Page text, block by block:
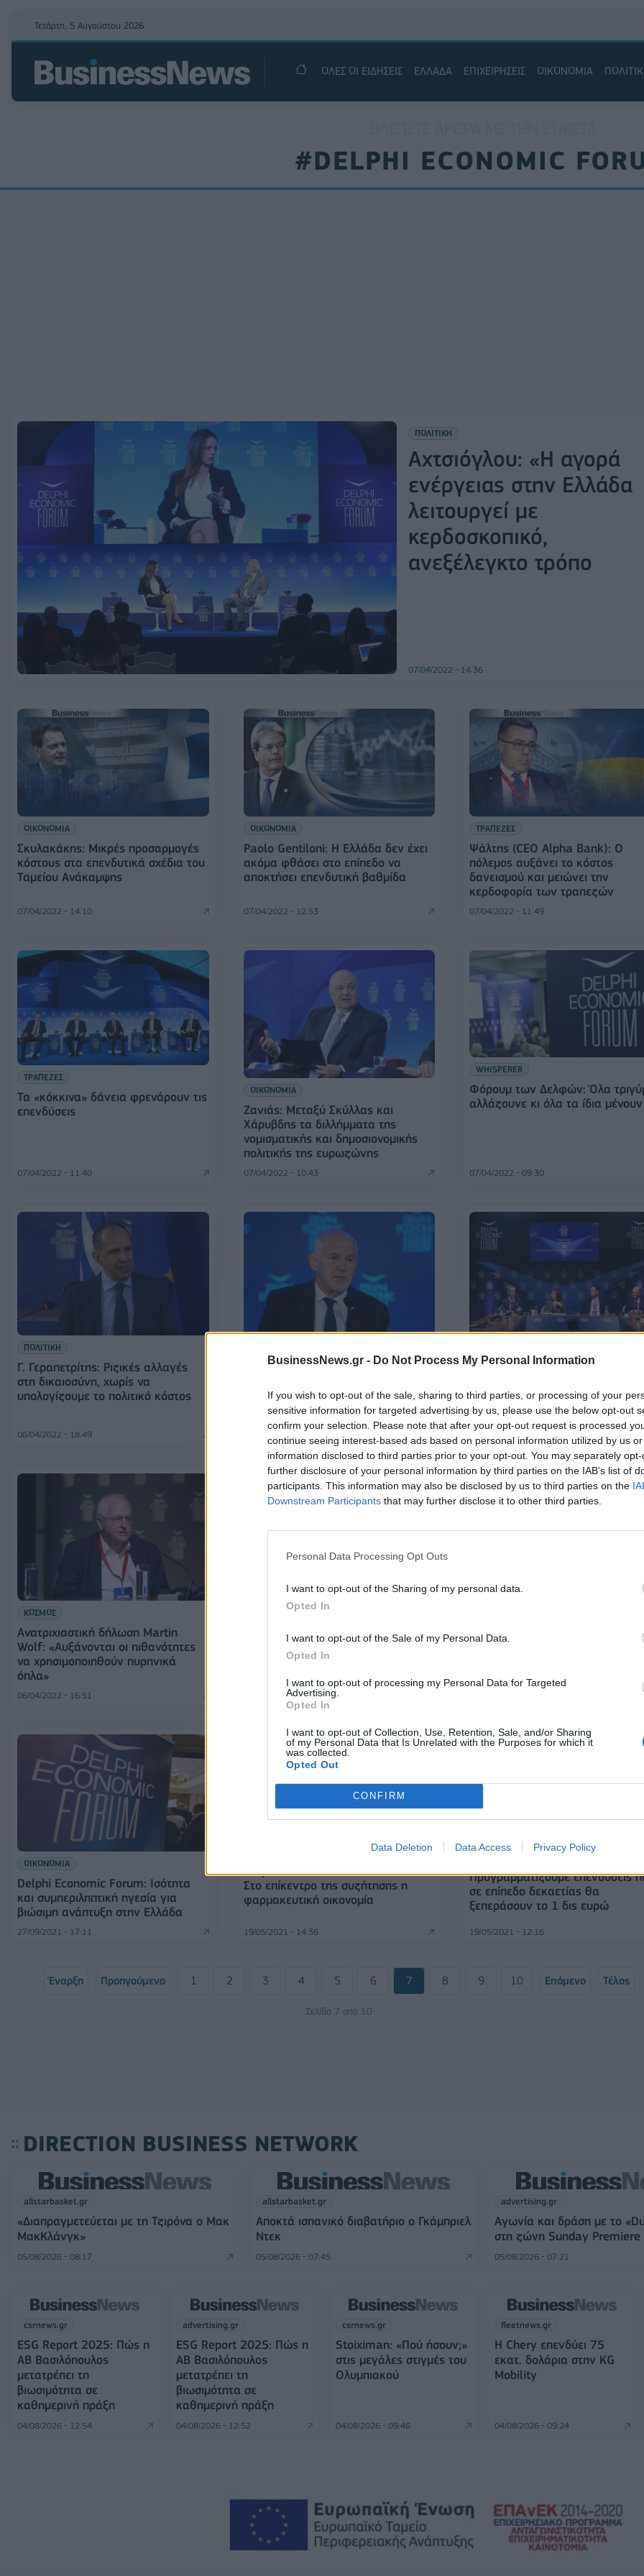
BusinessNews.gr - Do Not Process My Personal Information
If you wish to opt-out of the sale, sharing to third parties, or processing of your
sensitive information for targeted advertising by us, please use the below opt-out
confirm your selection. Please note that after your opt-out request is processed
continue seeing interest-based ads based on personal information utilized by us
information disclosed to third parties prior to your opt-out. You may separately
further disclosure of your personal information by third parties on the IAB’s list of
participants. This information may also be disclosed by us to third parties on the
Downstream Participants that may further disclose it to other third parties.
Personal Data Processing Opt Outs
I want to opt-out of the Sharing of my personal data.
Opted In
I want to opt-out of the Sale of my Personal Data.
Opted In
I want to opt-out of processing my Personal Data for Targeted
Advertising.
Opted In
I want to opt-out of Collection, Use, Retention, Sale, and/or Sharing
of my Personal Data that Is Unrelated with the Purposes for which it
was collected.
Opted Out
CONFIRM
Data Deletion Data Access Privacy Policy
Τετάρτη, 5 Αυγούστου 2026
ΟΛΕΣ ΟΙ ΕΙΔΗΣΕΙΣ ΕΛΛΑΔΑ ΕΠΙΧΕΙΡΗΣΕΙΣ ΟΙΚΟΝΟΜΙΑ
#DELPHI ECONOMIC
ΠΟΛΙΤΙΚΗ
Αχτσιόγλου: «Η αγορά
ενέργειας στην Ελλάδα
λειτουργεί με
κερδοσκοπικό,
ανεξέλεγκτο τρόπο
07/04/2022 - 14:36
ΟΙΚΟΝΟΜΙΑ
Σκυλακάκης: Μικρές προσαρμογές
κόστους στα επενδυτικά σχέδια του
Ταμείου Ανάκαμψης
07/04/2022 - 14:10
ΟΙΚΟΝΟΜΙΑ
Paolo Gentiloni: Η Ελλάδα δεν έχει
ακόμα φθάσει στο επίπεδο να
αποκτήσει επενδυτική βαθμίδα
07/04/2022 - 12:53
ΤΡΑΠΕΖΕΣ
Ψάλτης (CEO Alpha Bank): Ο
πόλεμος αυξάνει το κόστος
δανεισμού και μειώνει την
κερδοφορία των τραπεζών
07/04/2022 - 11:49
ΤΡΑΠΕΖΕΣ
Τα «κόκκινα» δάνεια φρενάρουν τις
επενδύσεις
07/04/2022 - 11:40
ΟΙΚΟΝΟΜΙΑ
Ζανιάς: Μεταξύ Σκύλλας και
Χάρυβδης τα διλλήμματα της
νομισματικής και δημοσιονομικής
πολιτικής της ευρωζώνης
07/04/2022 - 10:43
WHISPERER
Φόρουμ των Δελφών: Όλα
αλλάζουνε κι όλα τα ίδια μένουν
07/04/2022 - 09:30
ΠΟΛΙΤΙΚΗ
Γ. Γεραπετρίτης: Ριζικές αλλαγές
στη δικαιοσύνη, χωρίς να
υπολογίζουμε το πολιτικό κόστος
06/04/2022 - 18:49
Γ. Παπανδρέου: Έρχεται ρύθμιση
τον λόγο στο διαδίκτυο
06/04/2022 - 18:15
Ο Αλέξης Πατέλης περιμένει την
Αίγυπτο για να περιοριστεί το
φαινόμενο της ακρίβειας στο
06/04/2022 - 18:03
ΚΟΣΜΟΣ
Ανατριχιαστική δήλωση Martin
Wolf: «Αυξάνονται οι πιθανότητες
να χρησιμοποιηθούν πυρηνικά
όπλα»
06/04/2022 - 16:51
Σακελλαροπούλου: «Η Ελλάδα
παραμένει άγκυρα ευρωπαϊκής
σταθερότητας, παράγοντας ειρήνης
και περιφερειακής συνεργασίας»
06/04/2022 - 16:33
Την Τετάρτη ξεκινάει το
ΟΙΚΟΝΟΜΙΑ
Delphi Economic Forum: Ισότητα
και συμπεριληπτική ηγεσία για
βιώσιμη ανάπτυξη στην Ελλάδα
27/09/2021 - 17:11
Delphi Economic Forum - AMGEN:
Στο επίκεντρο της συζήτησης η
φαρμακευτική οικονομία
19/05/2021 - 14:36
ΠΡΟΣΩΠΑ
Προγραμματίζουμε επενδύσεις
σε επίπεδο δεκαετίας θα
ξεπεράσουν το 1 δις ευρώ
19/05/2021 - 12:16
Έναρξη Προηγούμενο 1 2 3 4 5 6 7 8 9 10 Επόμενο Τέλος
Σελίδα 7 από 10
DIRECTION BUSINESS NETWORK
allstarbasket.gr
«Διαπραγμετεύεται με τη Τζιρόνα ο Μακ
ΜακΚλάνγκ»
05/08/2026 - 08:17
allstarbasket.gr
Αποκτά ισπανικό διαβατήριο ο Γκάμπριελ
Ντεκ
05/08/2026 - 07:45
advertising.gr
Αγωνία και δράση με το
στη ζώνη Sunday Premiere
05/08/2026 - 07:21
csrnews.gr
ESG Report 2025: Πώς η
ΑΒ Βασιλόπουλος
μετατρέπει τη
βιωσιμότητα σε
καθημερινή πράξη
04/08/2026 - 12:54
advertising.gr
ESG Report 2025: Πώς η
ΑΒ Βασιλόπουλος
μετατρέπει τη
βιωσιμότητα σε
καθημερινή πράξη
04/08/2026 - 12:52
csrnews.gr
Stoiximan: «Πού ήσουν;»
στις μεγάλες στιγμές του
Ολυμπιακού
04/08/2026 - 09:46
fleetnews.gr
Η Chery επενδύει 75
εκατ. δολάρια στην KG
Mobility
04/08/2026 - 09:24